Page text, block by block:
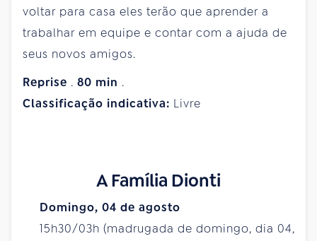
voltar para casa eles terão que aprender a
trabalhar em equipe e contar com a ajuda de
seus novos amigos.
Reprise . 80 min .
Classificação indicativa: Livre
A Família Dionti
Domingo, 04 de agosto
15h30/03h (madrugada de domingo, dia 04,